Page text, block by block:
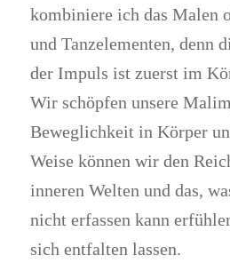
kombiniere ich das Malen
und Tanzelementen, denn
der Impuls ist zuerst im
Wir schöpfen unsere
Beweglichkeit in Körper
Weise können wir den
inneren Welten und das,
nicht erfassen kann
sich entfalten lassen.